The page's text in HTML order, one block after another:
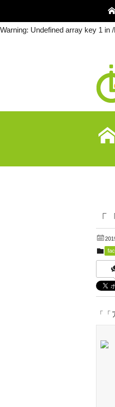
: Undefined array key 0 in
Warning: Undefined array key 1 in
「